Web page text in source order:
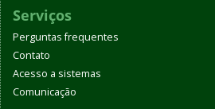
Serviços
Perguntas frequentes
Contato
Acesso a sistemas
Comunicação